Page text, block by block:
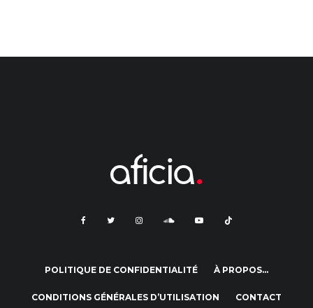
POLITIQUE DE CONFIDENTIALITÉ À PROPOS…
CONDITIONS GÉNÉRALES D’UTILISATION CONTACT